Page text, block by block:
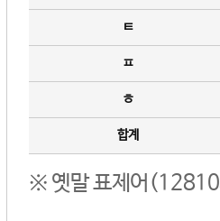
ㅌ
ㅍ
ㅎ
합계
※ 옛말 표제어(12810